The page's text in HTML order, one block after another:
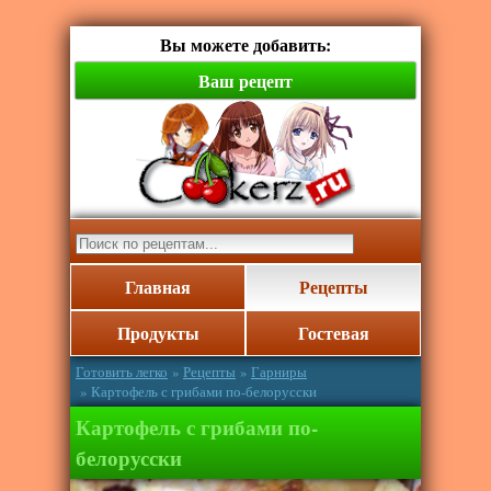
Вы можете добавить:
Ваш рецепт
Главная
Рецепты
Продукты
Гостевая
Готовить легко » Рецепты » Гарниры
» Картофель с грибами по-белорусски
Картофель с грибами по-
белорусски